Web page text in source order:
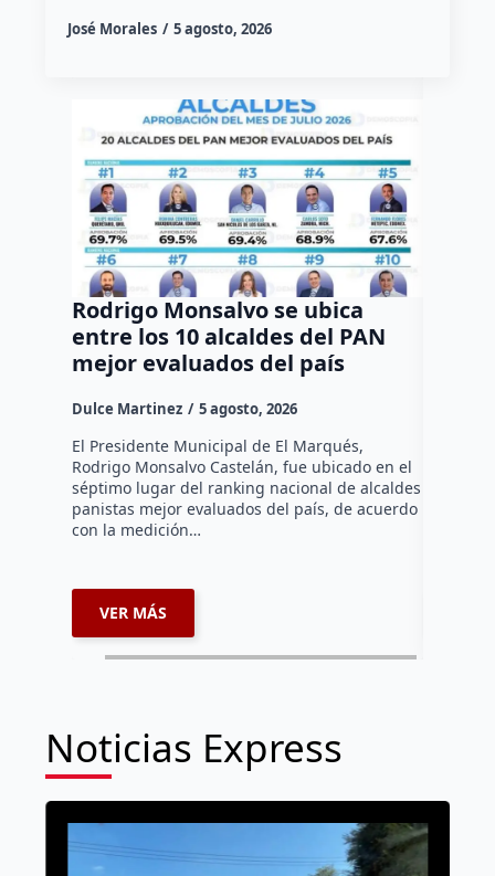
José Morales 5 agosto, 2026
Rodrigo Monsalvo se ubica
entre los 10 alcaldes del PAN
mejor evaluados del país
Dulce Martinez 5 agosto, 2026
El Presidente Municipal de El Marqués,
Rodrigo Monsalvo Castelán, fue ubicado en el
séptimo lugar del ranking nacional de alcaldes
panistas mejor evaluados del país, de acuerdo
con la medición…
VER MÁS
Noticias Express